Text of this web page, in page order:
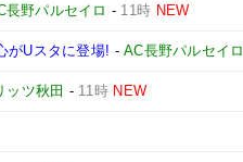
長野パルセイロ - 11時 NEW
がUスタに登場! -AC長野パルセイロ
ッツ秋田 - 11時 NEW